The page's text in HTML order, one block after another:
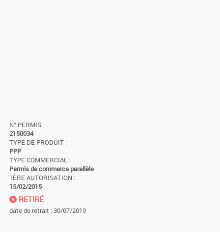
N° PERMIS
2150034
TYPE DE PRODUIT :
PPP
TYPE COMMERCIAL :
Permis de commerce parallèle
1ÈRE AUTORISATION :
15/02/2015
RETIRÉ
date de retrait : 30/07/2019